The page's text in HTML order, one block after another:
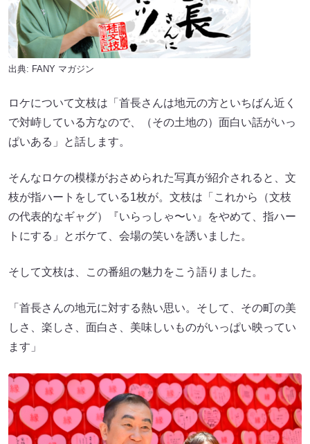
出典: FANY マガジン
ロケについて文枝は「首長さんは地元の方といちばん近く
で対峙している方なので、（その土地の）面白い話がいっ
ぱいある」と話します。
そんなロケの模様がおさめられた写真が紹介されると、文
枝が指ハートをしている1枚が。文枝は「これから（文枝
の代表的なギャグ）『いらっしゃ〜い』をやめて、指ハー
トにする」とボケて、会場の笑いを誘いました。
そして文枝は、この番組の魅力をこう語りました。
「首長さんの地元に対する熱い思い。そして、その町の美
しさ、楽しさ、面白さ、美味しいものがいっぱい映ってい
ます」